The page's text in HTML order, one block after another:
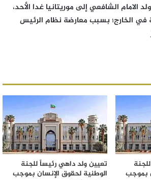
الامام الشافعي إلى موريتانيا غدا الأحد،
في الخارج؛ بسبب معارضة نظام الرئيس
بموجب
تعيين ولد داهي رئيساً للجنة
الوطنية لحقوق الإنسان بموجب